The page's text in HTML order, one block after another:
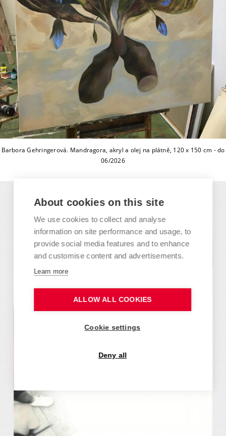
Barbora Gehringerová. Mandragora, akryl a olej na plátně, 120 x 150 cm - do
06/2026
About cookies on this site
We use cookies to collect and analyse
information on site performance and usage, to
provide social media features and to enhance
and customise content and advertisements.
Learn more
ALLOW ALL COOKIES
Cookie settings
Deny all